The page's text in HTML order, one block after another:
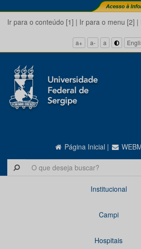
Ir para o conteúdo [1] | Ir para o menu [2] |
a+ a- a
Página Inicial |
Institucional
Campi
Hospitais